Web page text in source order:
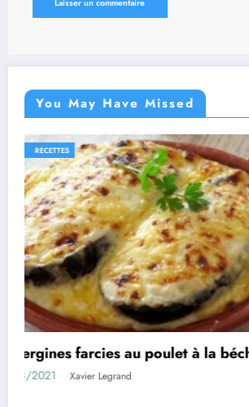
You May Have Missed
IDÉES RECETTES RECETTES
Rouleaux d’aubergines farcies
01/08/2021 Xavier Legrand